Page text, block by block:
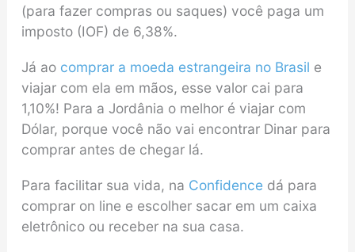
(para fazer compras ou saques) você paga um
imposto (IOF) de 6,38%.
Já ao comprar a moeda estrangeira no Brasil e
viajar com ela em mãos, esse valor cai para
1,10%! Para a Jordânia o melhor é viajar com
Dólar, porque você não vai encontrar Dinar para
comprar antes de chegar lá.
Para facilitar sua vida, na Confidence dá para
comprar on line e escolher sacar em um caixa
eletrônico ou receber na sua casa.